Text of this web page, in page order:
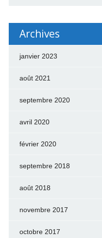
Archives
janvier 2023
août 2021
septembre 2020
avril 2020
février 2020
septembre 2018
août 2018
novembre 2017
octobre 2017